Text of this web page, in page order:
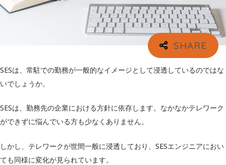
SESは、常駐での勤務が一般的なイメージとして浸透しているのではな
いでしょうか。
SESは、勤務先の企業における方針に依存します。なかなかテレワーク
ができずに悩んでいる方も少なくありません。
しかし、テレワークが世間一般に浸透しており、SESエンジニアにおい
ても同様に変化が見られています。